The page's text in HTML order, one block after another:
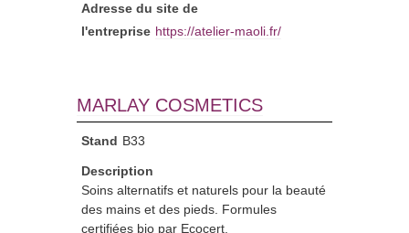
Adresse du site de
l'entreprise https://atelier-maoli.fr/
MARLAY COSMETICS
Stand B33
Description
Soins alternatifs et naturels pour la beauté
des mains et des pieds. Formules
certifiées bio par Ecocert.